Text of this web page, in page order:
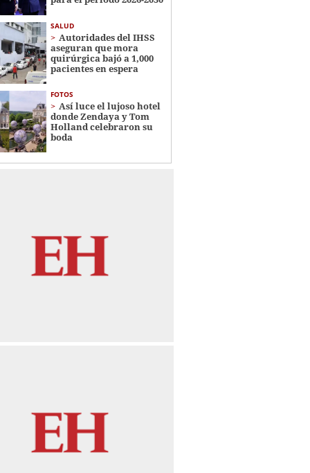
SALUD
Autoridades del IHSS
aseguran que mora
quirúrgica bajó a 1,000
pacientes en espera
FOTOS
Así luce el lujoso hotel
donde Zendaya y Tom
Holland celebraron su
boda